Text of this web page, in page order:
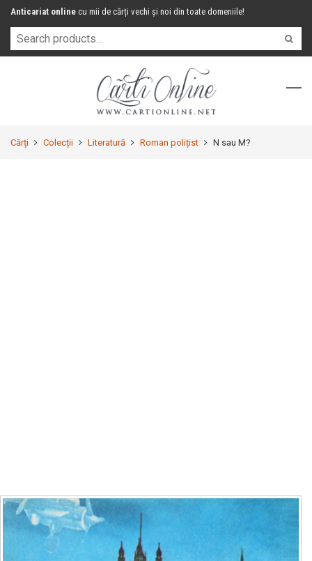
Anticariat online cu mii de cărți vechi și noi din toate domeniile!
Cărți Colecții Literatură Roman polițist N sau M?